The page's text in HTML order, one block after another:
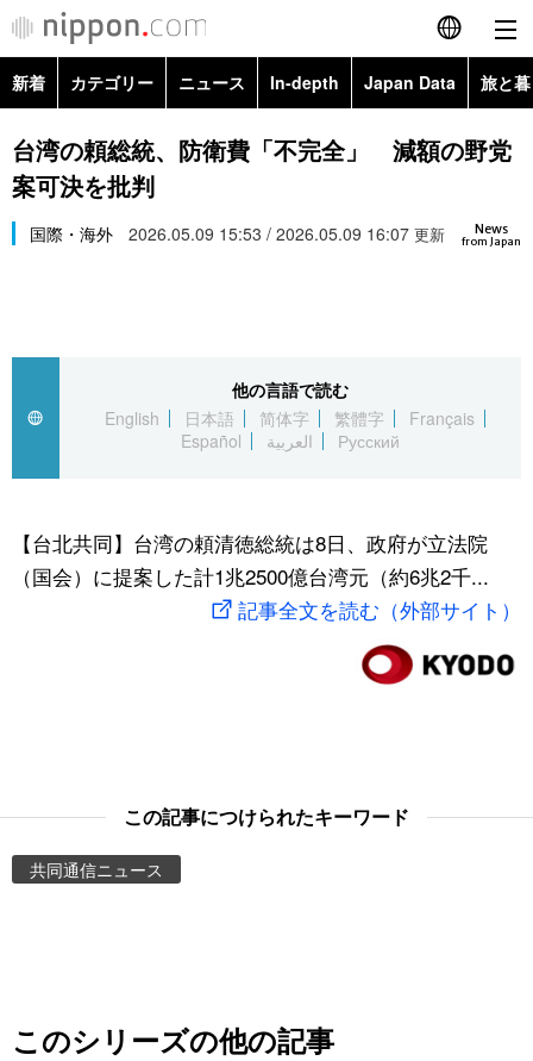
English
简体字
Русский
カテゴリー
経済・ビジネス
国際
文化
トップ
アーカイブ
In-depth
Japan Data
動画/Live
お知らせ
新着 カテゴリー ニュース In-depth Japan Data 旅と
政治・外交
経済・ビジネス
スポーツ・東京2020
Topics
台湾の頼総統、防衛費「不完全」 減額の野党
案可決を批判
News
from Japan
国際・海外 2026.05.09 15:53 / 2026.05.09 16:07 更新
他の言語で読む
English
日本語 简体字 繁體字
Français
Español
العربية Русский
【台北共同】台湾の頼清徳総統は8日、政府が立法院
（国会）に提案した計1兆2500億台湾元（約6兆2千...
記事全文を読む（外部サイト）
この記事につけられたキーワード
共同通信ニュース
このシリーズの他の記事